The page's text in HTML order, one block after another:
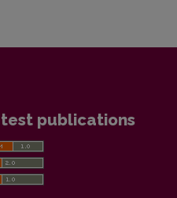
publications